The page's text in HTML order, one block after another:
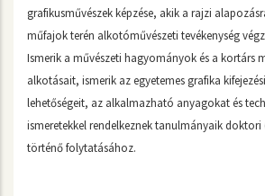
grafikusművészek képzése, akik a rajzi
műfajok terén alkotóművészeti tevékenység
Ismerik a művészeti hagyományok és a kortárs
alkotásait, ismerik az egyetemes grafika
lehetőségeit, az alkalmazható anyagokat és
ismeretekkel rendelkeznek tanulmányaik doktori
történő folytatásához.